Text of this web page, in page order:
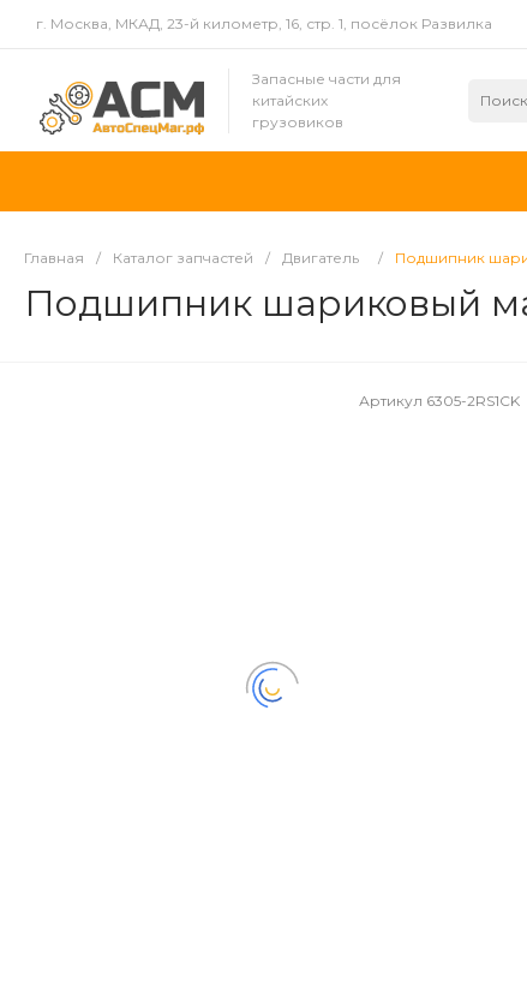
г. Москва, МКАД, 23-й километр, 16, стр. 1, посёлок Развилка
Запасные части для
китайских
грузовиков
Главная / Каталог запчастей / Двигатель / Подшипник
Подшипник шариковый
Артикул 6305-2RS1CK